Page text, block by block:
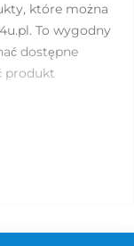
które można
To wygodny
dostępne
produkt
do